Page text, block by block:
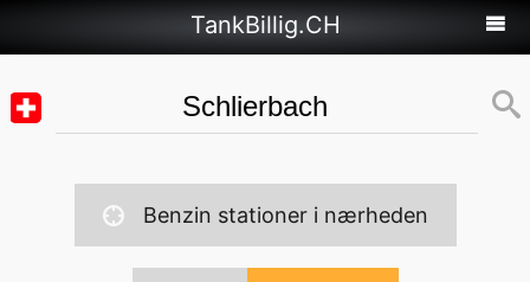
TankBillig.CH
Benzin stationer i nærheden